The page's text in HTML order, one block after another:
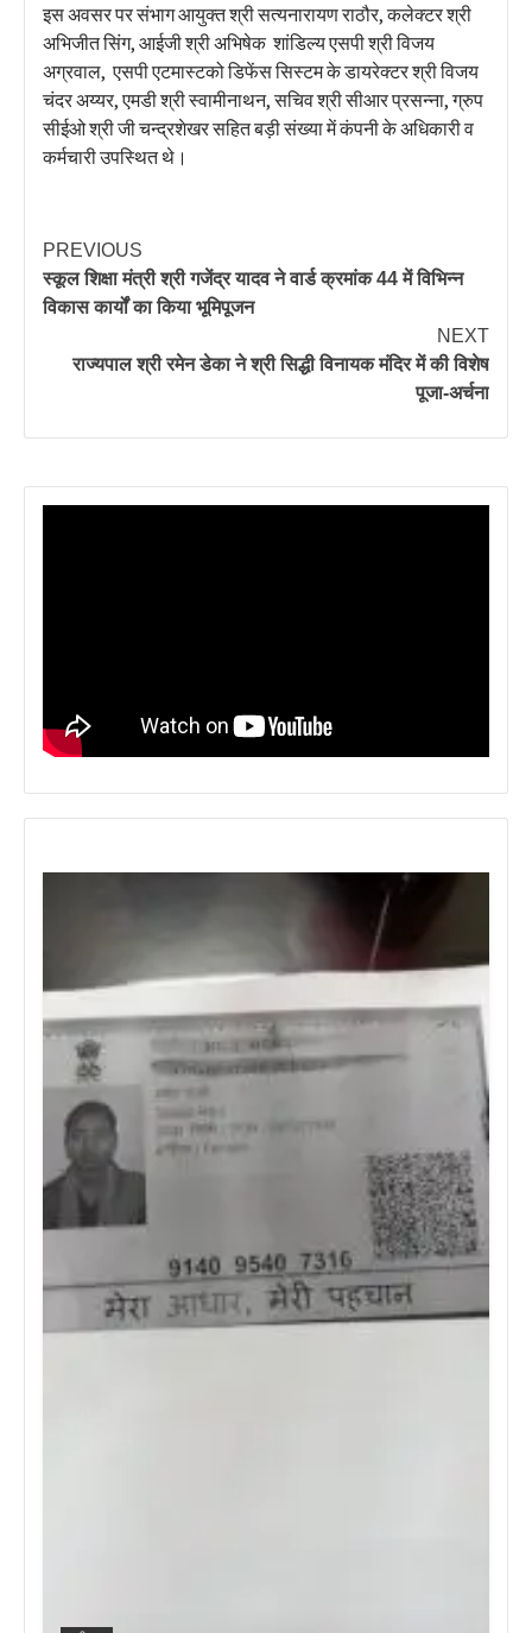
इस अवसर पर संभाग आयुक्त श्री सत्यनारायण राठौर, कलेक्टर श्री
अभिजीत सिंग, आईजी श्री अभिषेक शांडिल्य एसपी श्री विजय
अग्रवाल, एसपी एटमास्टको डिफेंस सिस्टम के डायरेक्टर श्री विजय
चंदर अय्यर, एमडी श्री स्वामीनाथन, सचिव श्री सीआर प्रसन्ना, ग्रुप
सीईओ श्री जी चन्द्रशेखर सहित बड़ी संख्या में कंपनी के अधिकारी व
कर्मचारी उपस्थित थे।
PREVIOUS
स्कूल शिक्षा मंत्री श्री गजेंद्र यादव ने वार्ड क्रमांक 44 में विभिन्न
विकास कार्यों का किया भूमिपूजन
NEXT
राज्यपाल श्री रमेन डेका ने श्री सिद्धी विनायक मंदिर में की विशेष
पूजा-अर्चना